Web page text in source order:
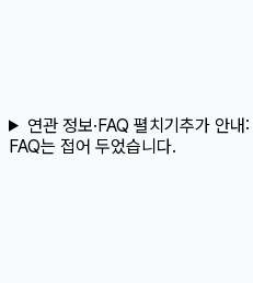
연관 정보·FAQ 펼치기추가 안내:
FAQ는 접어 두었습니다.